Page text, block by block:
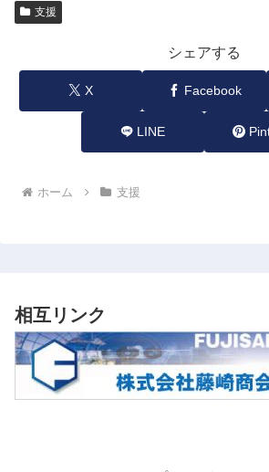
支援
シェアする
X Facebook
LINE
ホーム 支援
相互リンク